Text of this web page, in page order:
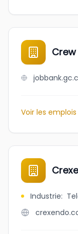
Voir les
Industrie: